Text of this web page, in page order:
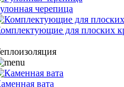
черепица
для плоских
вата